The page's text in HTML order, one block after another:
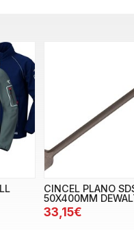
CINCEL PLANO
50X400MM
33,15€